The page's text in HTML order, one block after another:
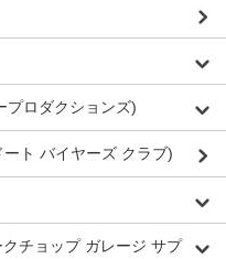
プロダクションズ)
ト バイヤーズ クラブ)
チョップ ガレージ サプ